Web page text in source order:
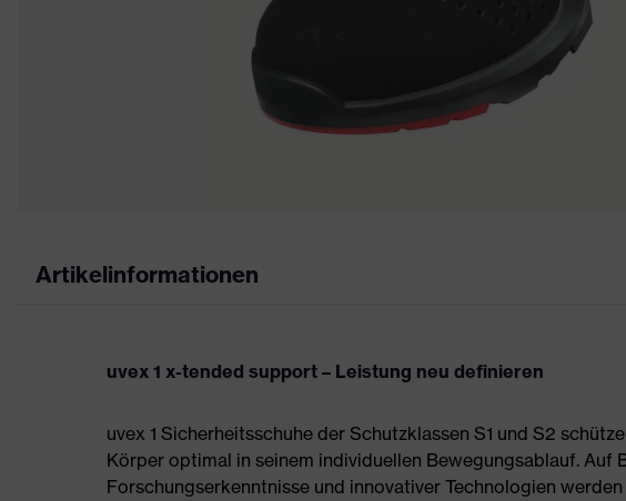
Artikelinformationen
uvex 1 x-tended support – Leistung neu definieren
uvex 1 Sicherheitsschuhe der Schutzklassen S1 und S2
Körper optimal in seinem individuellen Bewegungsablauf. Auf
Forschungserkenntnisse und innovativer Technologien